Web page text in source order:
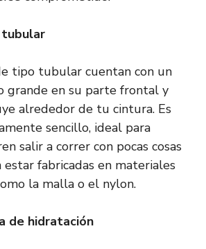
tipo tubular cuentan con un
grande en su parte frontal y
alrededor de tu cintura. Es
sencillo, ideal para
salir a correr con pocas cosas
estar fabricadas en materiales
la malla o el nylon.
de hidratación